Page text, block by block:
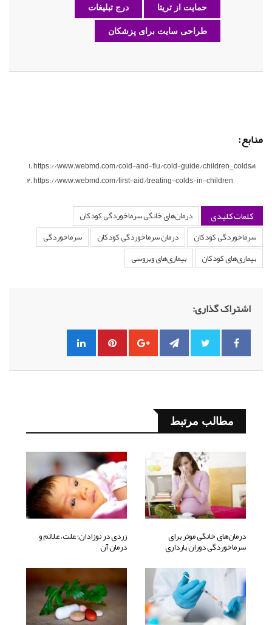
حمایت از تریتا درج تبلیغات
طراحی سایت برای پزشکان
منابع:
https://www.webmd.com/cold-and-flu/cold-guide/children_colds#1
https://www.webmd.com/first-aid/treating-colds-in-children
کلمات کلیدی
درمان‌های خانگی سرماخوردگی کودکان
سرماخوردگی کودکان
درمان سرماخوردگی کودکان
سرماخوردگی
بیماری‌های کودکان
بیماری‌های ویروسی
اشتراک گذاری:
مطالب مرتبط
درمان‌های خانگی موثر برای
سرماخوردگی دوران بارداری
زردی در نوزادان؛ علت، علائم و
درمان آن